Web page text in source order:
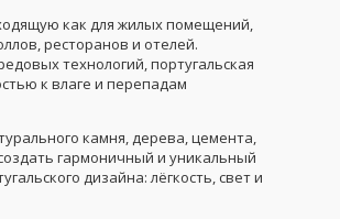
как для жилых помещений,
ресторанов и отелей.
технологий, португальская
к влаге и перепадам
камня, дерева, цемента,
гармоничный и уникальный
дизайна: лёгкость, свет и